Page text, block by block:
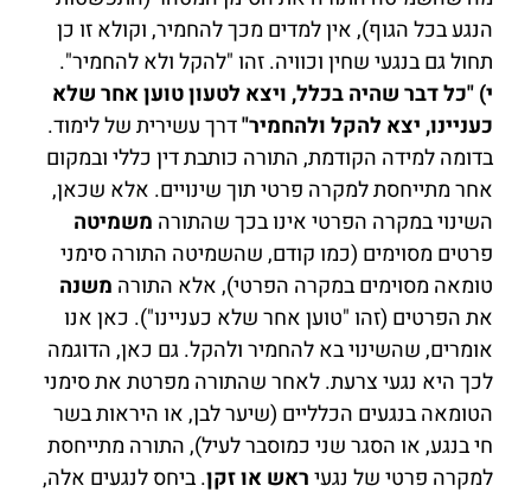
הנגע בכל הגוף), אין למדים מכך להחמיר, וקולא זו כן
תחול גם בנגעי שחין וכוויה. זהו "להקל ולא להחמיר".
י) "כל דבר שהיה בכלל, ויצא לטעון טוען אחר שלא
כעניינו, יצא להקל ולהחמיר"דרך עשירית של לימוד.
בדומה למידה הקודמת, התורה כותבת דין כללי ובמקום
אחר מתייחסת למקרה פרטי תוך שינויים. אלא שכאן,
השינוי במקרה הפרטי אינו בכך שהתורה משמיטה
פרטים מסוימים (כמו קודם, שהשמיטה התורה סימני
טומאה מסוימים במקרה הפרטי), אלא התורה משנה
את הפרטים (זהו "טוען אחר שלא כעניינו"). כאן אנו
אומרים, שהשינוי בא להחמיר ולהקל. גם כאן, הדוגמה
לכך היא נגעי צרעת. לאחר שהתורה מפרטת את סימני
הטומאה בנגעים הכלליים (שיער לבן, או היראות בשר
חי בנגע, או הסגר שני כמוסבר לעיל), התורה מתייחסת
למקרה פרטי של נגעיראש או זקן. ביחס לנגעים אלה,